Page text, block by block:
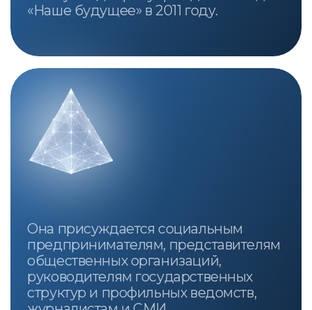
119019, г. Москва, ул. Знаменка, дом 8/13,
строение 2
© Фонд «Наше будущее», 2007-2026.
Материалы официального сайта Фонда
региональных социальных программ
«Наше будущее» могут быть
воспроизведены в любых средствах
массовой информации при условии
наличия активной ссылки на
Публичная оферта
Согласие на обработку персональных
данных
Согласие на получение рекламно-
информационных рассылок